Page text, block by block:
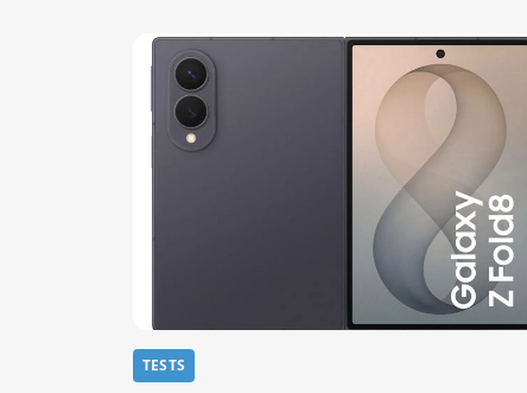
TESTS